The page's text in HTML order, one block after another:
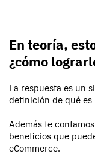
En teoría,
¿cómo
La respuesta es un
definición de qué es
Además te
beneficios que
eCommerce.